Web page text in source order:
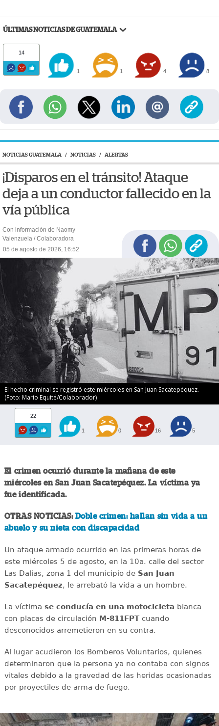
ÚLTIMAS NOTICIAS DE GUATEMALA
14
1 1 4 8
NOTICIAS GUATEMALA / NOTICIAS / ALERTAS
¡Disparos en el tránsito! Ataque
deja a un conductor fallecido en la
vía pública
Con información de Naomy
Valenzuela / Colaboradora
05 de agosto de 2026, 16:52
El hecho criminal se registró este miércoles en San Juan Sacatepéquez.
(Foto: Mario Equité/Colaborador)
22
1 0 16 5
El crimen ocurrió durante la mañana de este
miércoles en San Juan Sacatepéquez. La víctima ya
fue identificada.
OTRAS NOTICIAS: Doble crimen: hallan sin vida a un
abuelo y su nieta con discapacidad
Un ataque armado ocurrido en las primeras horas de
este miércoles 5 de agosto, en la 10a. calle del sector
Las Dalias, zona 1 del municipio de San Juan
Sacatepéquez, le arrebató la vida a un hombre.
La víctima se conducía en una motocicleta blanca
con placas de circulación M-811FPTcuando
desconocidos arremetieron en su contra.
Al lugar acudieron los Bomberos Voluntarios, quienes
determinaron que la persona ya no contaba con signos
vitales debido a la gravedad de las heridas ocasionadas
por proyectiles de arma de fuego.